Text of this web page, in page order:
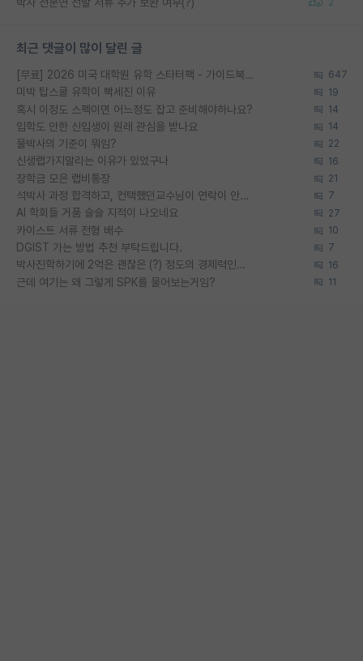
2
최근 댓글이 많이 달린 글
[무료] 2026 미국 대학원 유학 스타터팩 - 가이드북 & 합격자 컨택메일 템플릿 647
미박 탑스쿨 유학이 빡세진 이유 19
혹시 이정도 스펙이면 어느정도 잡고 준비해야하나요? 14
입학도 안한 신입생이 원래 관심을 받나요 14
물박사의 기준이 뭐임? 22
신생랩가지말라는 이유가 있었구나 16
장학금 모은 랩비통장 21
석박사 과정 합격하고, 컨택했던교수님이 연락이 안됩니다... 7
AI 학회들 거품 슬슬 지적이 나오네요 27
카이스트 서류 전형 배수 10
DGIST 가는 방법 추천 부탁드립니다. 7
박사진학하기에 2억은 괜찮은 (?) 정도의 경제력인가요 16
근데 여기는 왜 그렇게 SPK를 물어보는거임? 11